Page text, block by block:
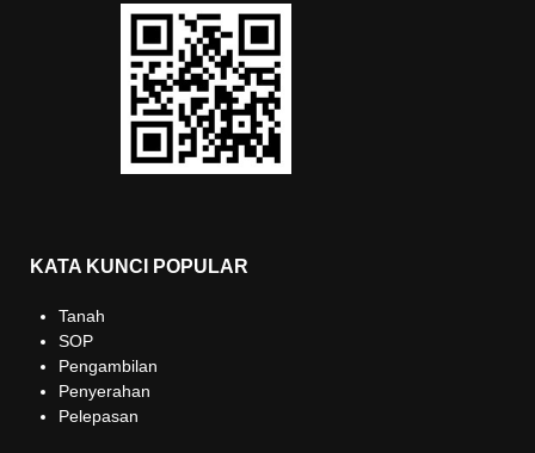
KATA KUNCI POPULAR
Tanah
SOP
Pengambilan
Penyerahan
Pelepasan